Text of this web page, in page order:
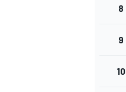
8
9
10